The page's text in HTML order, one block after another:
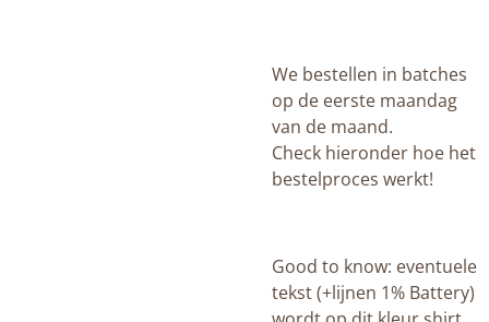
We bestellen in batches
op de eerste maandag
van de maand.
Check hieronder hoe het
bestelproces werkt!
Good to know: eventuele
tekst (+lijnen 1% Battery)